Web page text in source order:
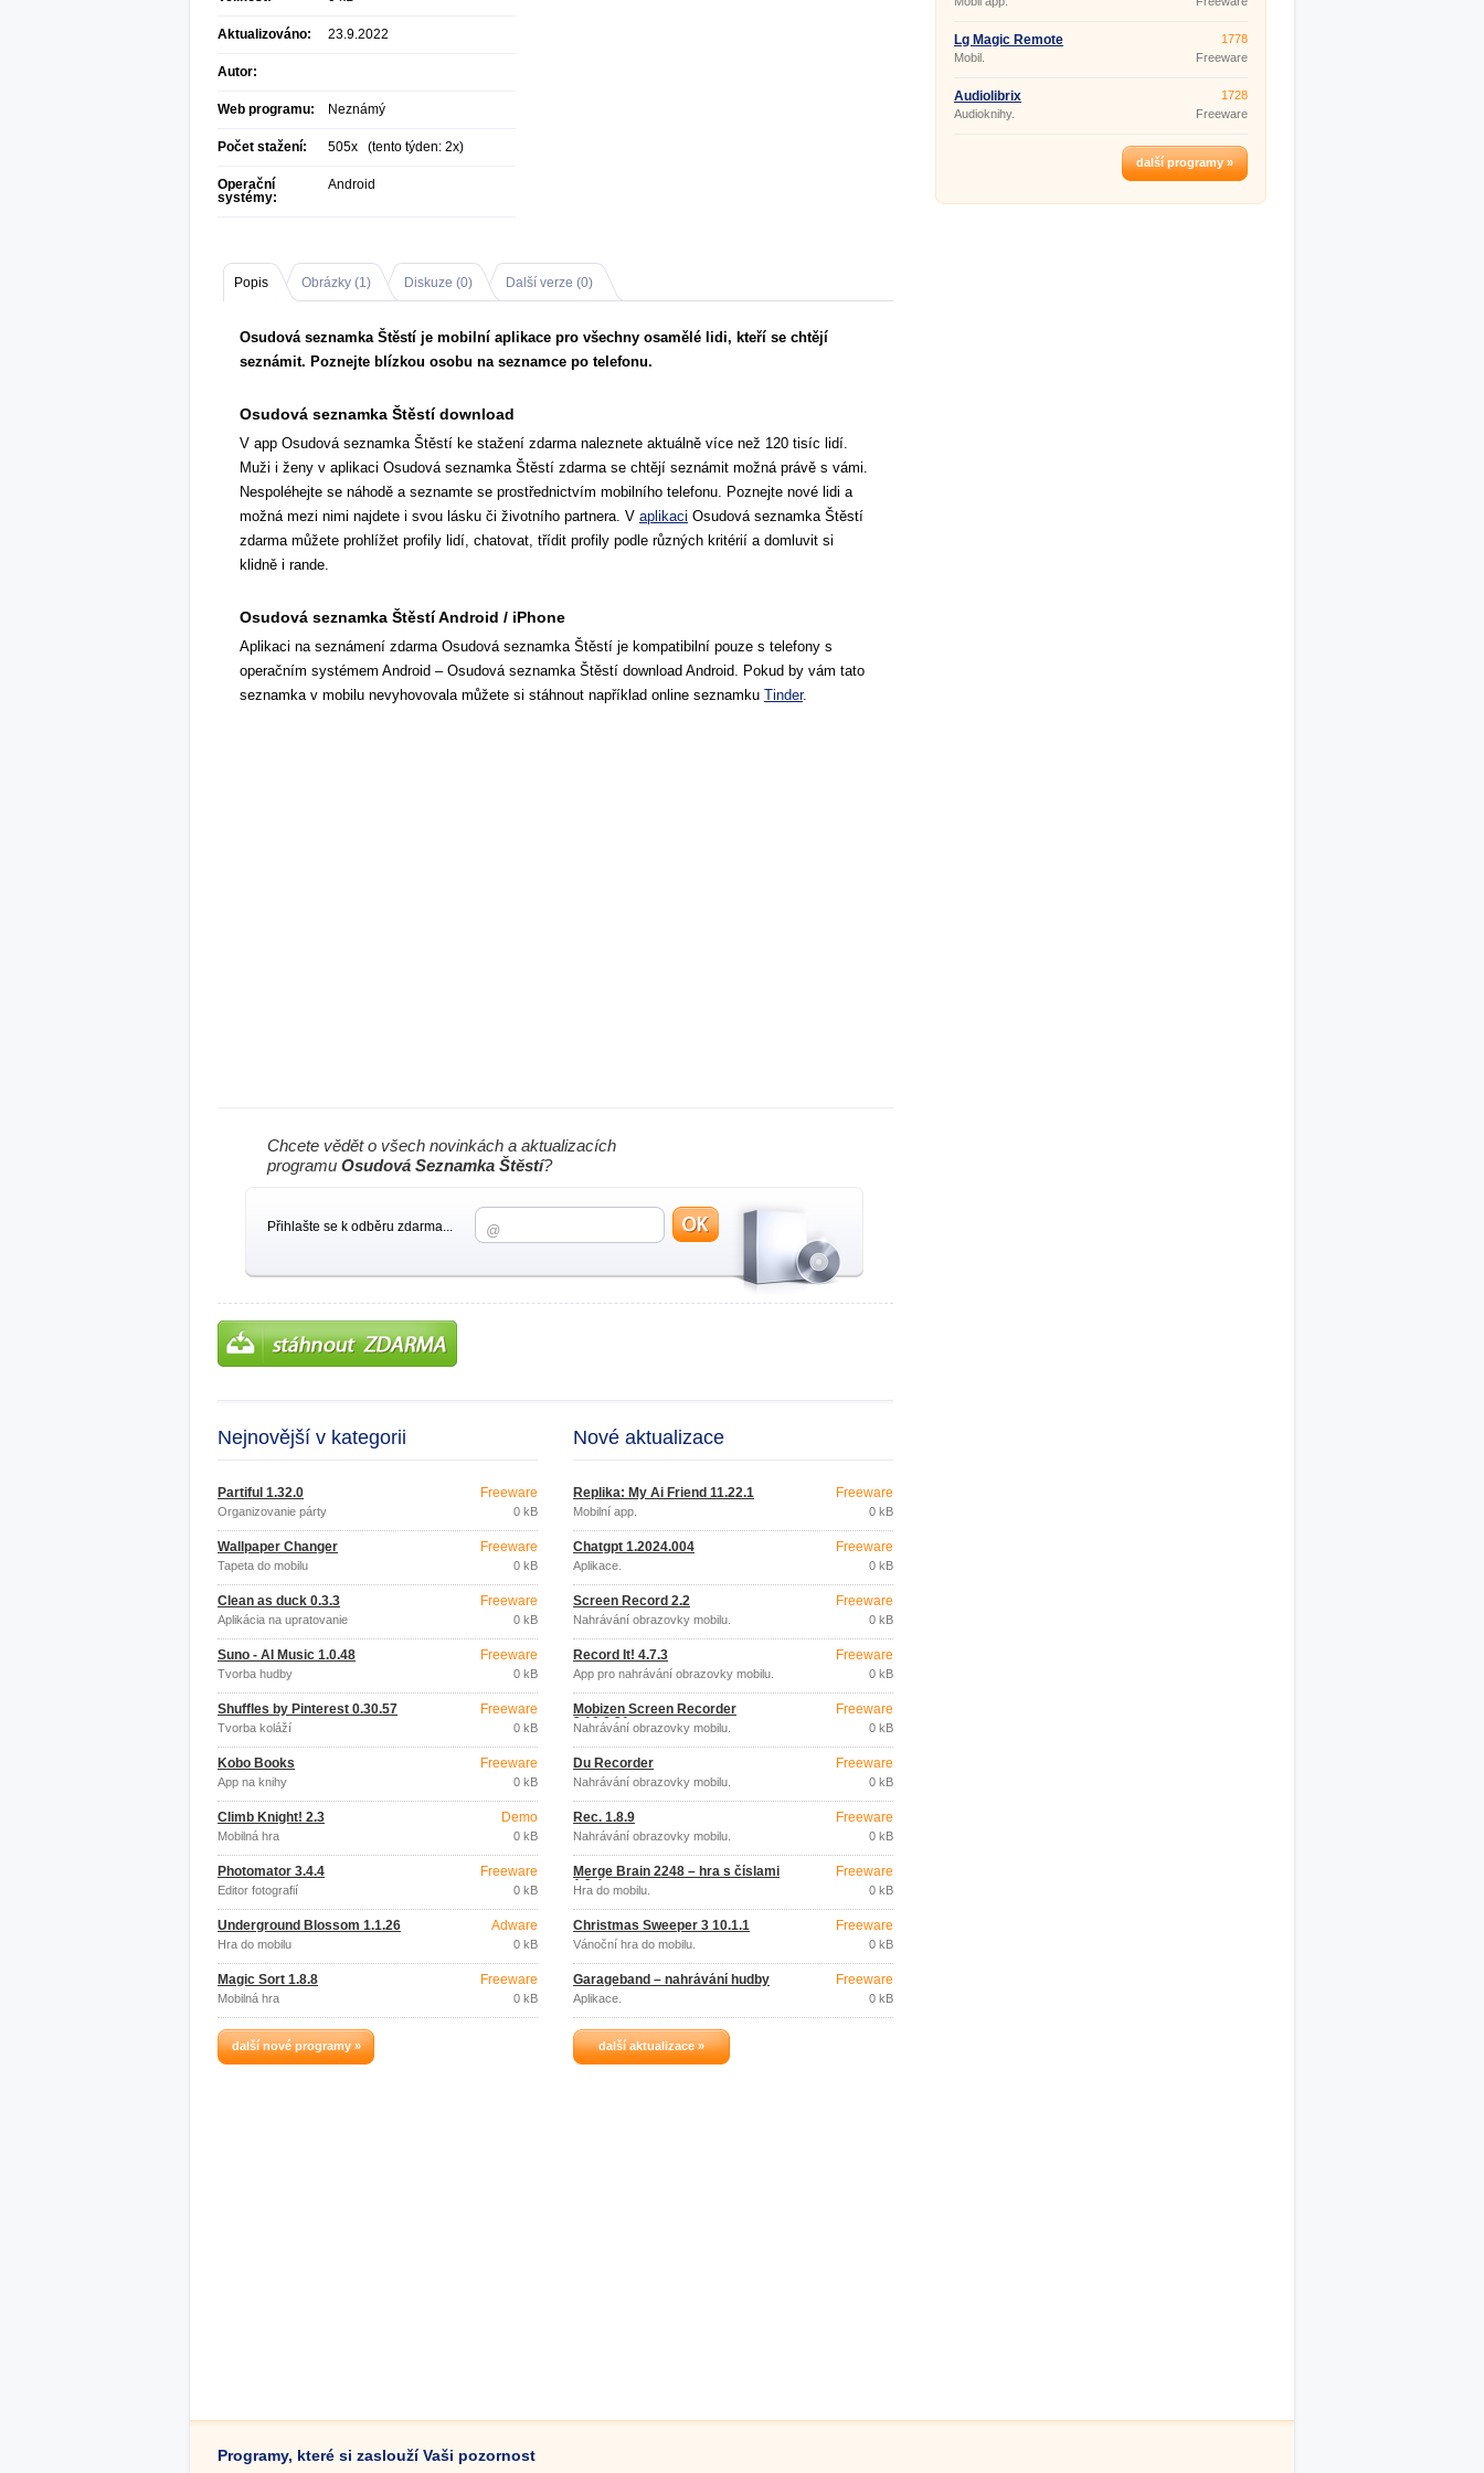
Aktualizováno: 23.9.2022
Autor:
Web programu: Neznámý
Počet stažení: 505x (tento týden: 2x)
Operační
systémy:
Android
Popis Obrázky (1) Diskuze (0) Další verze (0)
Osudová seznamka Štěstí je mobilní aplikace pro všechny osamělé lidi, kteří se chtějí
seznámit. Poznejte blízkou osobu na seznamce po telefonu.
Osudová seznamka Štěstí download
V app Osudová seznamka Štěstí ke stažení zdarma naleznete aktuálně více než 120 tisíc lidí.
Muži i ženy v aplikaci Osudová seznamka Štěstí zdarma se chtějí seznámit možná právě s vámi.
Nespoléhejte se náhodě a seznamte se prostřednictvím mobilního telefonu. Poznejte nové lidi a
možná mezi nimi najdete i svou lásku či životního partnera. V aplikaci Osudová seznamka Štěstí
zdarma můžete prohlížet profily lidí, chatovat, třídit profily podle různých kritérií a domluvit si
klidně i rande.
Osudová seznamka Štěstí Android / iPhone
Aplikaci na seznámení zdarma Osudová seznamka Štěstí je kompatibilní pouze s telefony s
operačním systémem Android – Osudová seznamka Štěstí download Android. Pokud by vám tato
seznamka v mobilu nevyhovovala můžete si stáhnout například online seznamku Tinder.
Chcete vědět o všech novinkách a aktualizacích
programu Osudová Seznamka Štěstí?
Přihlašte se k odběru zdarma...
Nejnovější v kategorii
Partiful 1.32.0
Organizovanie párty
Freeware
0 kB
Wallpaper Changer
Tapeta do mobilu
Freeware
0 kB
Clean as duck 0.3.3
Aplikácia na upratovanie
Freeware
0 kB
Suno - AI Music 1.0.48
Tvorba hudby
Freeware
0 kB
Shuffles by Pinterest 0.30.57
Tvorba koláží
Freeware
0 kB
Kobo Books
App na knihy
Freeware
0 kB
Climb Knight! 2.3
Mobilná hra
Demo
0 kB
Photomator 3.4.4
Editor fotografií
Freeware
0 kB
Underground Blossom 1.1.26
Hra do mobilu
Adware
0 kB
Magic Sort 1.8.8
Mobilná hra
Freeware
0 kB
další nové programy »
Nové aktualizace
Replika: My Ai Friend 11.22.1
Mobilní app.
Freeware
0 kB
Chatgpt 1.2024.004
Aplikace.
Freeware
0 kB
Screen Record 2.2
Nahrávání obrazovky mobilu.
Freeware
0 kB
Record It! 4.7.3
App pro nahrávání obrazovky mobilu.
Freeware
0 kB
Mobizen Screen Recorder
3.10.0.31
Nahrávání obrazovky mobilu.
Freeware
0 kB
Du Recorder
Nahrávání obrazovky mobilu.
Freeware
0 kB
Řec. 1.8.9
Nahrávání obrazovky mobilu.
Freeware
0 kB
Merge Brain 2248 – hra s číslami
1.0.4
Hra do mobilu.
Freeware
0 kB
Christmas Sweeper 3 10.1.1
Vánoční hra do mobilu.
Freeware
0 kB
Garageband – nahrávání hudby
Aplikace.
Freeware
0 kB
další aktualizace »
Lg Magic Remote
Mobil.
1778
Freeware
Audiolibrix
Audioknihy.
1728
Freeware
další programy »
Programy, které si zaslouží Vaši pozornost